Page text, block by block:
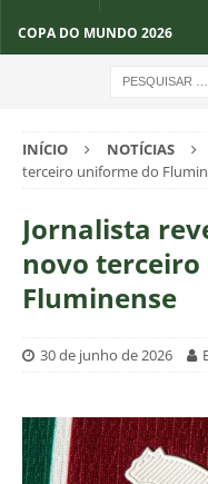
COPA DO MUNDO 2026
INÍCIO NOTÍCIAS
terceiro uniforme do
Jornalista
novo
Fluminense
30 de junho de 2026